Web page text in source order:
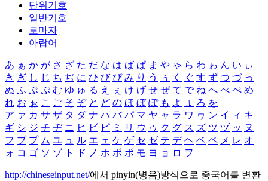
단위기호
일반기호
로마자
아랍어
あ ぁ か が さ ざ た だ な は ば ぱ ま や ゃ ら わ ゎ ん い ぃ
き ぎ し じ ち ぢ に ひ び ぴ み り う ぅ く ぐ す ず つ づ っ
ぬ ふ ぶ ぷ む ゆ ゅ る え ぇ け げ せ ぜ て で ね へ べ ぺ め
れ お ぉ こ ご そ ぞ と ど の ほ ぼ ぽ も よ ょ ろ を
ア ァ カ サ ザ タ ダ ナ ハ バ パ マ ヤ ャ ラ ワ ヮ ン イ ィ キ
ギ シ ジ チ ヂ ニ ヒ ビ ピ ミ リ ウ ゥ ク グ ス ズ ツ ヅ ッ ヌ
フ ブ プ ム ユ ュ ル エ ェ ケ ゲ セ ゼ テ デ ヘ ベ ペ メ レ オ
ォ コ ゴ ソ ゾ ト ド ノ ホ ボ ポ モ ヨ ョ ロ ヲ ―
http://chineseinput.net/에서 pinyin(병음)방식으로 중국어를 변환